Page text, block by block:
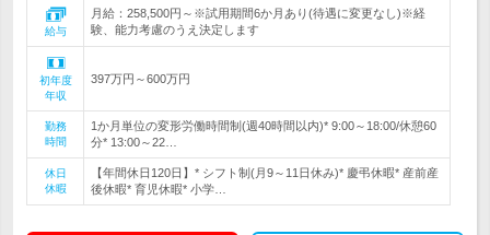
給与
月給：258,500円～※試用期間6か月あり(待遇に変更なし)※経
験、能力考慮のうえ決定します
初年度
年収
397万円～600万円
勤務
時間
1か月単位の変形労働時間制(週40時間以内)* 9:00～18:00/休憩60
分* 13:00～22…
休日
休暇
【年間休日120日】* シフト制(月9～11日休み)* 慶弔休暇* 産前産
後休暇* 育児休暇* 小学…